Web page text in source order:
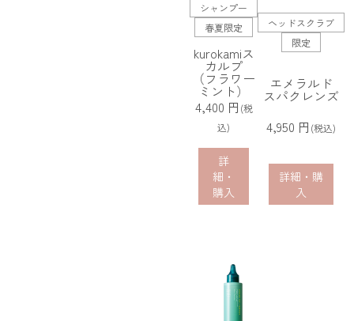
シャンプー
春夏限定
kurokamiス
カルプ
（フラワー
ミント）
4,400 円 (税
込)
詳
細・
購入
ヘッドスクラブ
限定
エメラルド
スパクレンズ
4,950 円 (税込)
詳細・購
入